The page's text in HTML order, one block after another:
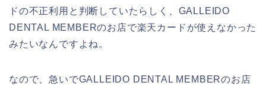
ドの不正利用と判断していたらしく、GALLEIDO
DENTAL MEMBERのお店で楽天カードが使えなかった
みたいなんですよね。
なので、急いでGALLEIDO DENTAL MEMBERのお店